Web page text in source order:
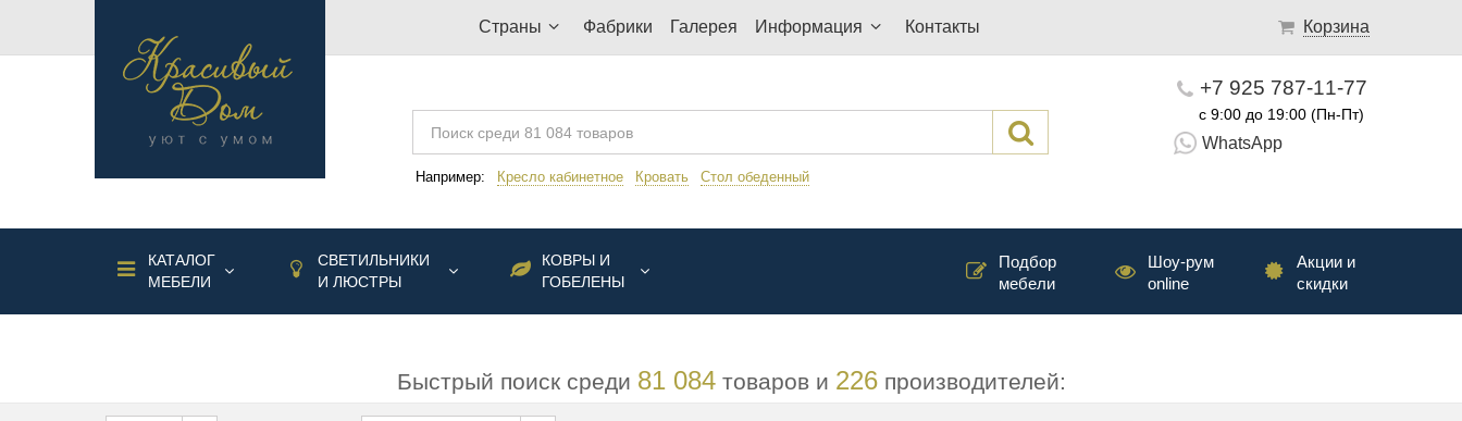
Страны Фабрики Галерея Информация Контакты Корзина
Например: Кресло кабинетное Кровать Стол обеденный
+7 925 787-11-77
с 9:00 до 19:00 (Пн-Пт)
WhatsApp
КАТАЛОГ
МЕБЕЛИ
СВЕТИЛЬНИКИ
И ЛЮСТРЫ
КОВРЫ И
ГОБЕЛЕНЫ
Акции и
скидки
Шоу-рум
online
Подбор
мебели
Быстрый поиск среди 81 084товаров и 226производителей: